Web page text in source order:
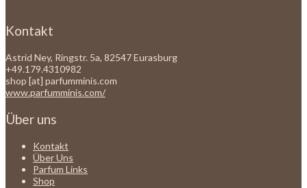
Kontakt
Astrid Ney, Ringstr. 5a, 82547 Eurasburg
+49.179.4310982
shop [at] parfumminis.com
www.parfumminis.com/
Über uns
Kontakt
Über Uns
Parfum Links
Shop